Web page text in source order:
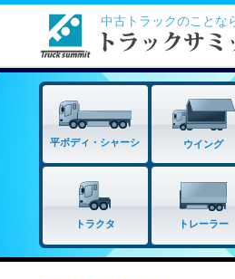
中古トラックのことな
平ボディ・シャーシ ウイング
トラクタ トレーラー